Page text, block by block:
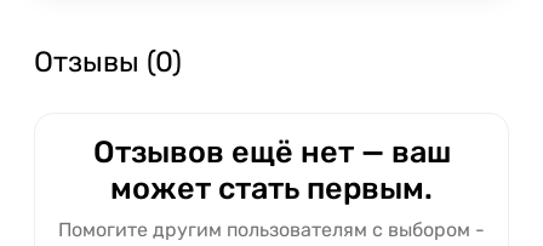
Отзывы (0)
Отзывов ещё нет — ваш
может стать первым.
Помогите другим пользователям с выбором -